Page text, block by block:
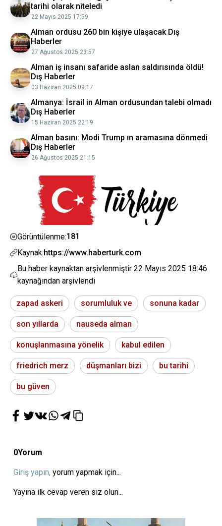
tarihi olarak niteledi
22 Mayıs 2025 17:59
Alman ordusu 260 bin kişiye ulaşacak Dış
Haberler
27 Ağustos 2025 23:57
Alman iş insanı safaride aslan saldırısında öldü!
Dış Haberler
03 Haziran 2025 09:17
Almanya: İsrail in Alman ordusundan talebi olmadı
Dış Haberler
15 Haziran 2025 22:19
Alman basını: Modi Trump ın aramasına dönmedi
Dış Haberler
26 Ağustos 2025 21:15
Görüntülenme:181
Kaynak:https://www.haberturk.com
Bu haber kaynaktan arşivlenmiştir 22 Mayıs 2025 18:46
kaynağından arşivlendi
zapad askeri sorumluluk ve sonuna kadar
son yıllarda nauseda alman
konuşlanmasına yönelik kabul edilen
friedrich merz düşmanları bizi bu tarihi
bu güven
0Yorum
Giriş yapın, yorum yapmak için...
Yayına ilk cevap veren siz olun...